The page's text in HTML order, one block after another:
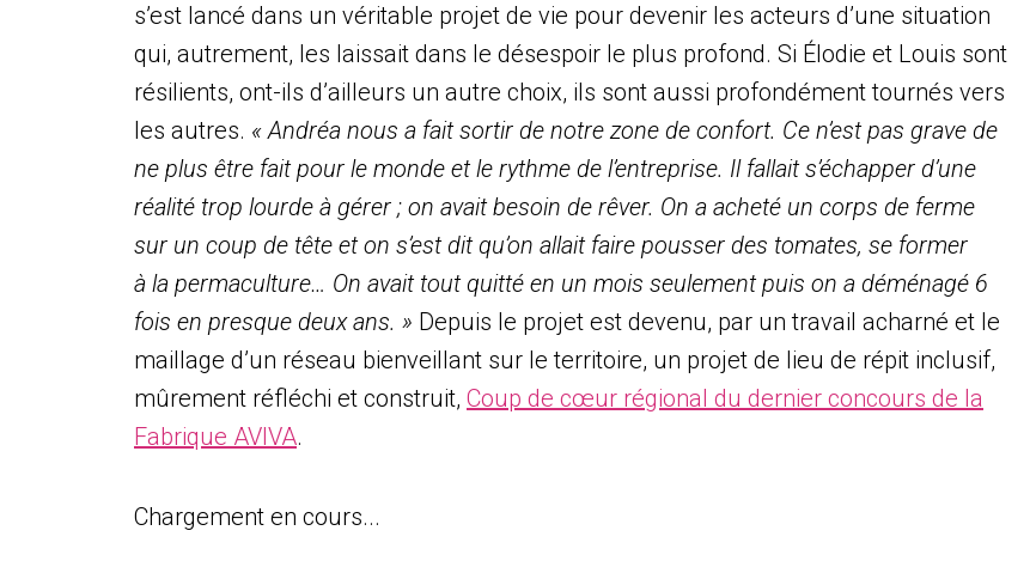
s’est lancé dans un véritable projet de vie pour devenir les acteurs d’une situation
qui, autrement, les laissait dans le désespoir le plus profond. Si Élodie et Louis sont
résilients, ont-ils d’ailleurs un autre choix, ils sont aussi profondément tournés vers
les autres. « Andréa nous a fait sortir de notre zone de confort. Ce n’est pas grave de
ne plus être fait pour le monde et le rythme de l’entreprise. Il fallait s’échapper d’une
réalité trop lourde à gérer ; on avait besoin de rêver. On a acheté un corps de ferme
sur un coup de tête et on s’est dit qu’on allait faire pousser des tomates, se former
à la permaculture… On avait tout quitté en un mois seulement puis on a déménagé 6
fois en presque deux ans. » Depuis le projet est devenu, par un travail acharné et le
maillage d’un réseau bienveillant sur le territoire, un projet de lieu de répit inclusif,
mûrement réfléchi et construit, Coup de cœur régional du dernier concours de la
Fabrique AVIVA.
Chargement en cours...